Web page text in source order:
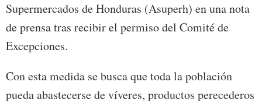
Supermercados de Honduras (Asuperh) en una nota
de prensa tras recibir el permiso del Comité de
Excepciones.
Con esta medida se busca que toda la población
pueda abastecerse de víveres, productos perecederos